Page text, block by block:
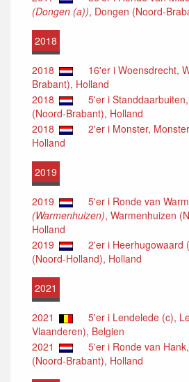
(Dongen (a)), Dongen (Noord-
2018
2018
16'er i Woensdrecht,
Brabant), Holland
2018
5'er i
(Noord-Brabant), Holland
2018
2'er i Monster,
Holland
2019
2019
5'er i Ronde van
(Warmenhuizen), Warmenhuizen
Holland
2019
2'er i Heerhugowaard
(Noord-Holland), Holland
2021
2021
5'er i Lendelede (c),
Vlaanderen), Belgien
2021
5'er i Ronde van Hank,
(Noord-Brabant), Holland